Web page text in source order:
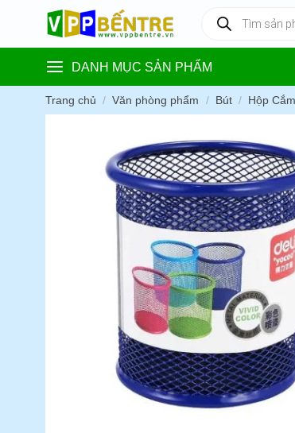
content
kiếm
phẩm
DANH MỤC SẢN PHẨM
Trang chủ / Văn phòng phẩm / Bút / Hộp